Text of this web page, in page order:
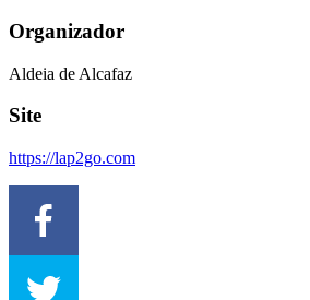
Organizador
Aldeia de Alcafaz
Site
https://lap2go.com